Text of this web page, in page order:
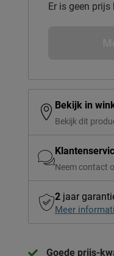
Er is geen prijs
Bekijk in
Bekijk dit
Neem contact
2 jaar
Meer
Goede prijs-